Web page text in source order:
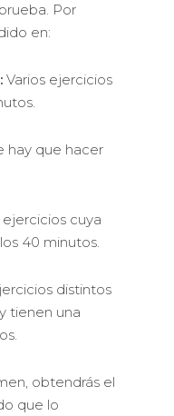
Por
en:
Varios ejercicios
hay que hacer
cuya
40 minutos.
distintos
tienen una
obtendrás el
que lo